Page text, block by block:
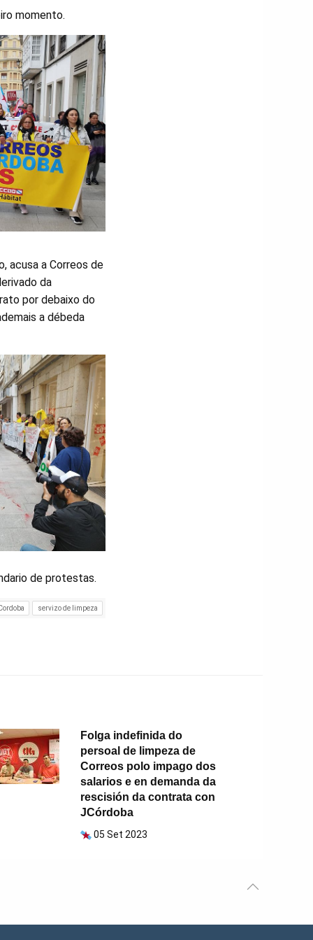
momento.
acusa a Correos de
da
por debaixo do
a débeda
de protestas.
servizo de limpeza
Folga indefinida do
persoal de limpeza de
Correos polo impago dos
salarios e en demanda da
rescisión da contrata con
JCórdoba
05 Set 2023